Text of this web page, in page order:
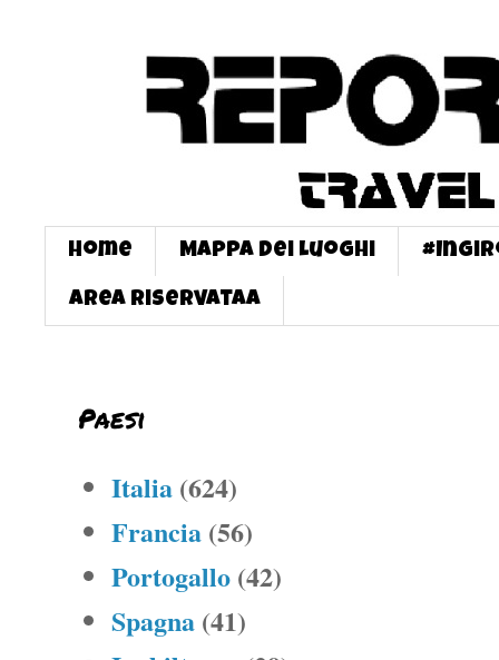
Home Mappa dei Luoghi
Area Riservataa
Paesi
Italia (624)
Francia (56)
Portogallo (42)
Spagna (41)